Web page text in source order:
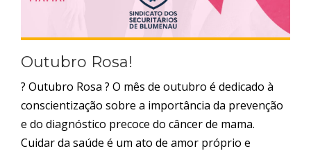
Outubro Rosa!
? Outubro Rosa ? O mês de outubro é dedicado à
conscientização sobre a importância da prevenção
e do diagnóstico precoce do câncer de mama.
Cuidar da saúde é um ato de amor próprio e